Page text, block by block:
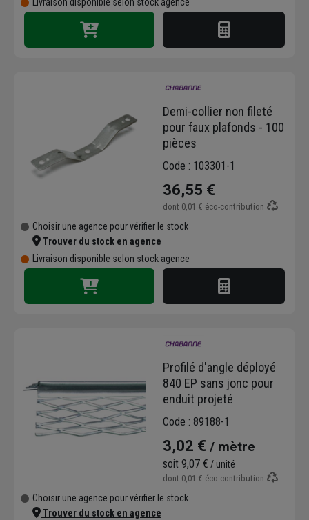
Demi-collier non fileté
pour faux plafonds - 100
pièces
Code : 103301-1
36,55 €
dont 0,01 € éco-contribution
Choisir une agence pour vérifier le stock
Trouver du stock en agence
Livraison disponible selon stock agence
Profilé d'angle déployé
840 EP sans jonc pour
enduit projeté
Code : 89188-1
3,02 € / mètre
soit 9,07 € / unité
dont 0,01 € éco-contribution
Choisir une agence pour vérifier le stock
Trouver du stock en agence